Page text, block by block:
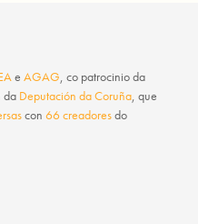
eAGAG , co patrocinio da
da Deputación da Coruña , que
con66 creadoresdo